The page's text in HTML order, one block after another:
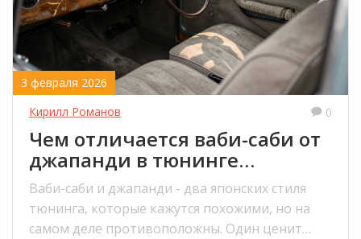
3 февраля 2026
Кирилл Романов
0
Чем отличается ваби-саби от
джапанди в тюнинге
автомобиля
Ваби-саби и джапанди - два японских стиля
тюнинга, которые кажутся похожими, но на
самом деле противоположны. Один ценит